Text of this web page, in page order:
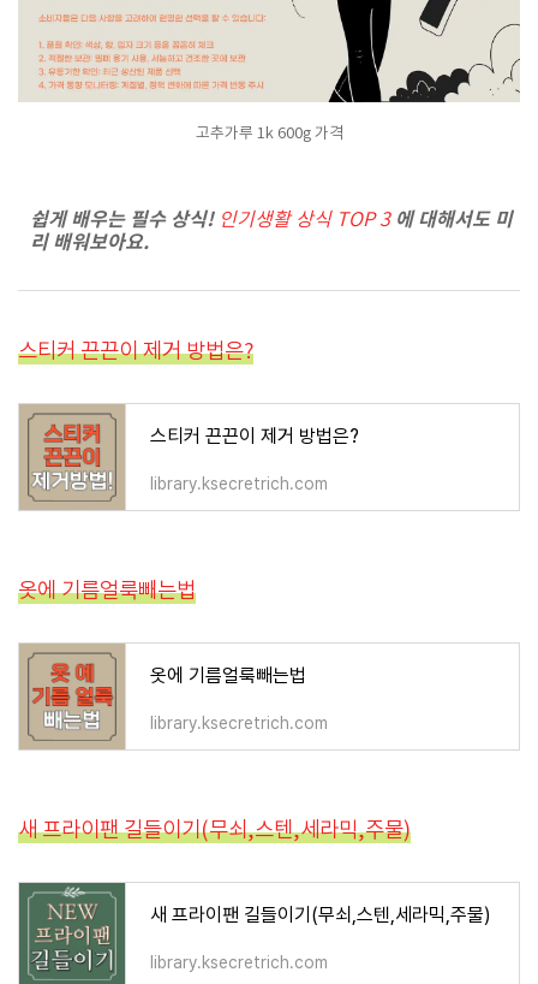
고추가루 1k 600g 가격
쉽게 배우는 필수 상식! 인기생활 상식 TOP 3 에 대해서도 미
리 배워보아요.
스티커 끈끈이 제거 방법은?
스티커 끈끈이 제거 방법은?
library.ksecretrich.com
옷에 기름얼룩빼는법
옷에 기름얼룩빼는법
library.ksecretrich.com
새 프라이팬 길들이기(무쇠,스텐,세라믹,주물)
새 프라이팬 길들이기(무쇠,스텐,세라믹,주물)
library.ksecretrich.com